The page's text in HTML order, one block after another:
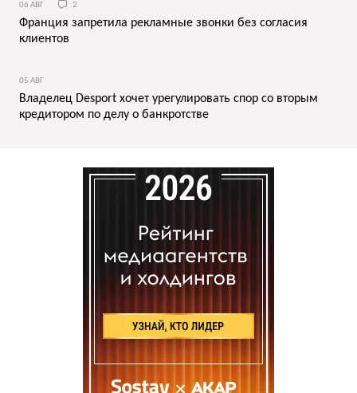
06 АВГ 2
Франция запретила рекламные звонки без согласия
клиентов
05 АВГ
Владелец Desport хочет урегулировать спор со вторым
кредитором по делу о банкротстве